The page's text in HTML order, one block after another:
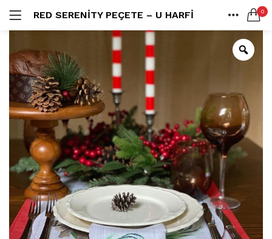
RED SERENITY PEÇETE – U HARFI 0
LOGIN
Remember me
Lost password?
SEARCH IN:
All categories
Amerikan S. (3)
Color Block (3)
Countrylife Blue (6)
Countrylife Burgundy (3)
Countrylife Green (1)
Countrylife Orange (2)
Ekose & Pötikare (2)
EL YAPIMI ÜRÜNLER (6)
Mutfak Önlükleri (2)
Kurulama Bezi (4)